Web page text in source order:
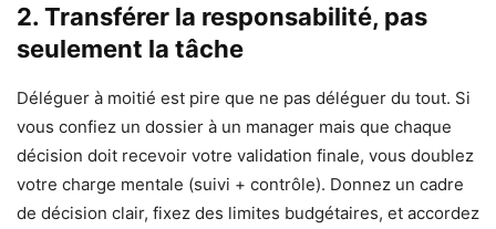
2. Transférer la responsabilité, pas
seulement la tâche
Déléguer à moitié est pire que ne pas déléguer du tout. Si
vous confiez un dossier à un manager mais que chaque
décision doit recevoir votre validation finale, vous doublez
votre charge mentale (suivi + contrôle). Donnez un cadre
de décision clair, fixez des limites budgétaires, et accordez